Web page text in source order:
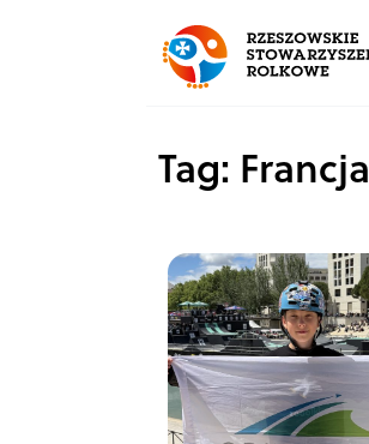
Tag: Francja